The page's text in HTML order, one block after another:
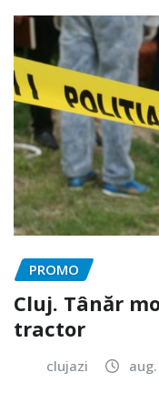
PROMO
Cluj. Tânăr
tractor
clujazi